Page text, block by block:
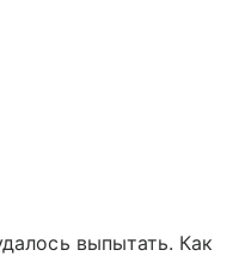
выпытать. Как